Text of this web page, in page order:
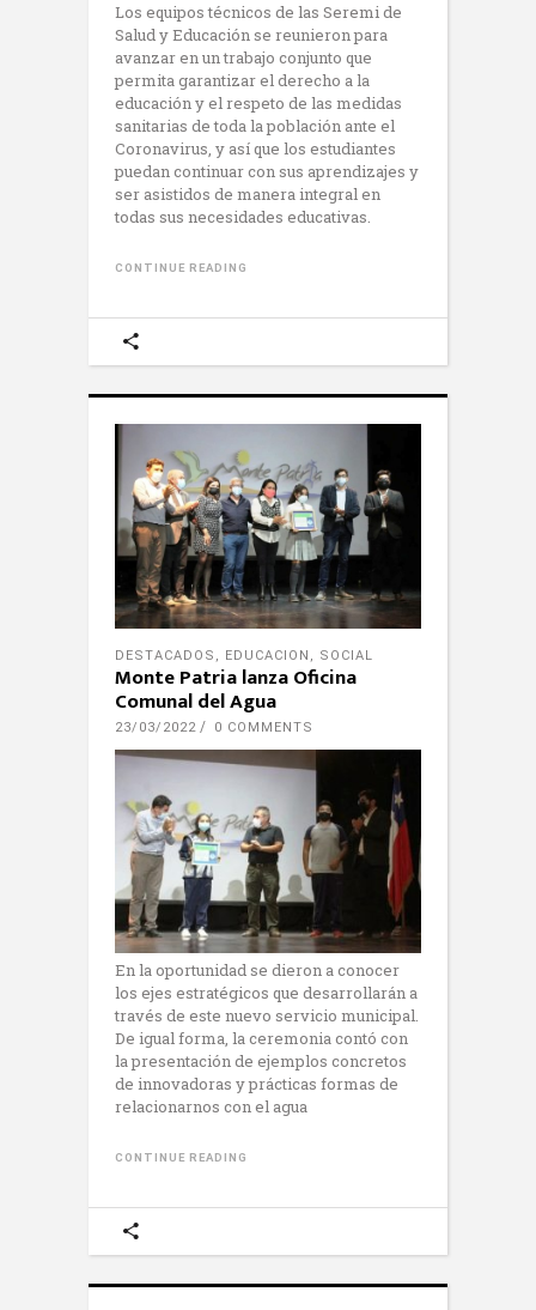
Los equipos técnicos de las Seremi de
Salud y Educación se reunieron para
avanzar en un trabajo conjunto que
permita garantizar el derecho a la
educación y el respeto de las medidas
sanitarias de toda la población ante el
Coronavirus, y así que los estudiantes
puedan continuar con sus aprendizajes y
ser asistidos de manera integral en
todas sus necesidades educativas.
CONTINUE READING
DESTACADOS , EDUCACION , SOCIAL
Monte Patria lanza Oficina
Comunal del Agua
23/03/2022 0 COMMENTS
En la oportunidad se dieron a conocer
los ejes estratégicos que desarrollarán a
través de este nuevo servicio municipal.
De igual forma, la ceremonia contó con
la presentación de ejemplos concretos
de innovadoras y prácticas formas de
relacionarnos con el agua
CONTINUE READING